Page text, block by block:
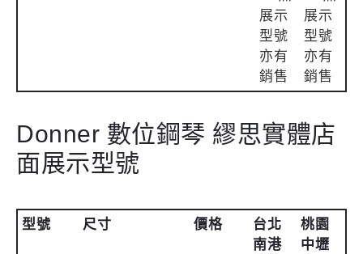
展示
型號
亦有
銷售
展示
型號
亦有
銷售
Donner 數位鋼琴 繆思實體店
面展示型號
型號 尺寸 價格
台北
南港
桃園
中壢